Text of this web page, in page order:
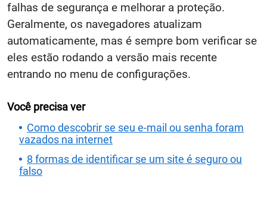
falhas de segurança e melhorar a proteção.
Geralmente, os navegadores atualizam
automaticamente, mas é sempre bom verificar se
eles estão rodando a versão mais recente
entrando no menu de configurações.
Você precisa ver
Como descobrir se seu e-mail ou senha foram
vazados na internet
8 formas de identificar se um site é seguro ou
falso